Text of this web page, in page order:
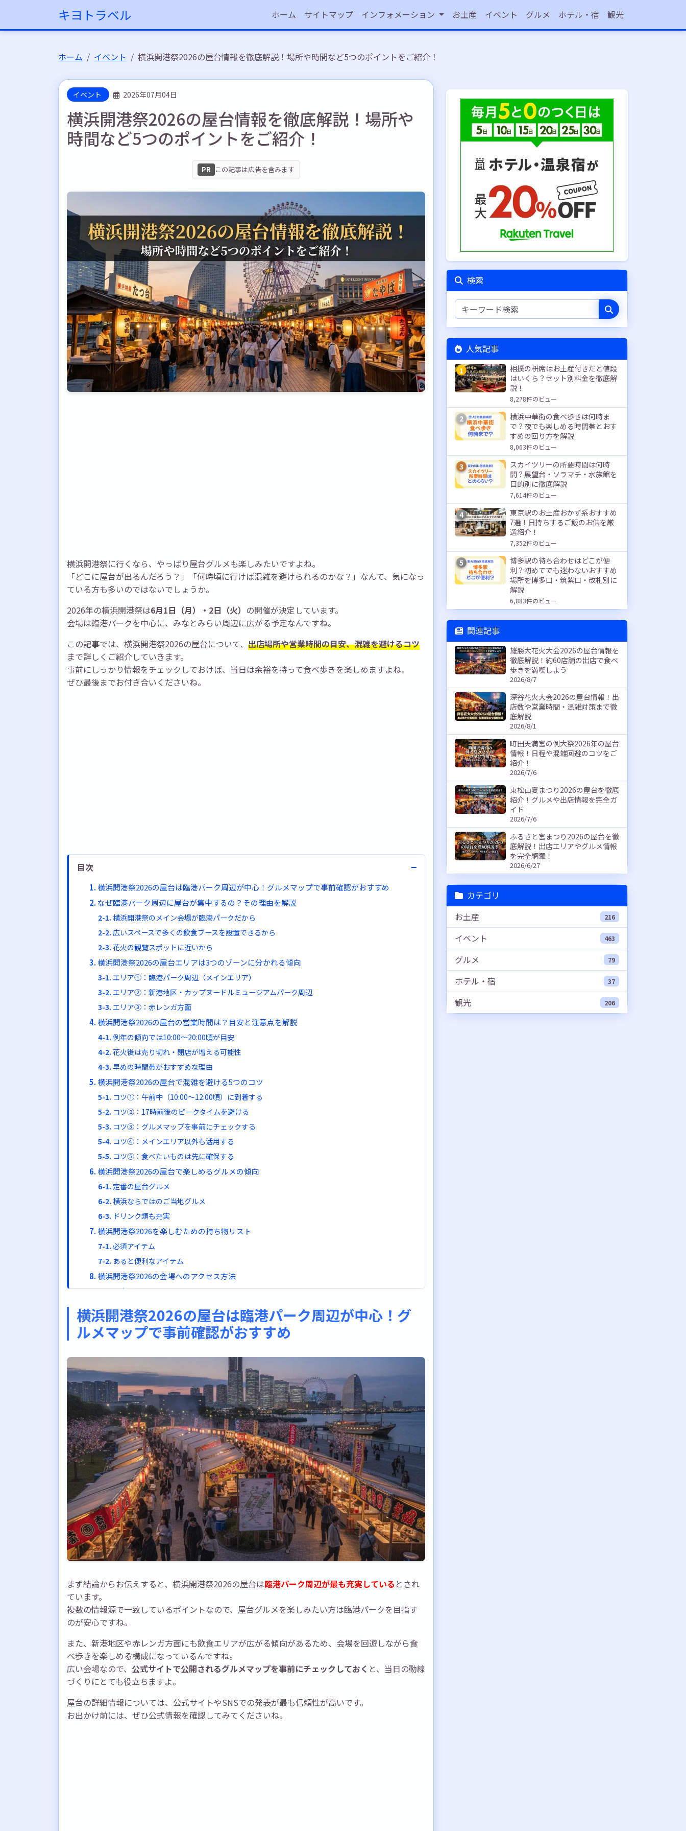
キヨトラベル ホーム サイトマップ インフォメーション お土産 イベント グルメ ホテル・宿 観光
ホーム イベント 横浜開港祭2026の屋台情報を徹底解説！場所や時間など5つのポイントをご紹介！
イベント 2026年07月04日
横浜開港祭2026の屋台情報を徹底解説！場所や
時間など5つのポイントをご紹介！
PR この記事は広告を含みます
横浜開港祭に行くなら、やっぱり屋台グルメも楽しみたいですよね。
「どこに屋台が出るんだろう？」「何時頃に行けば混雑を避けられるのかな？」なんて、気になっ
ている方も多いのではないでしょうか。
2026年の横浜開港祭は6月1日（月）・2日（火） の開催が決定しています。
会場は臨港パークを中心に、みなとみらい周辺に広がる予定なんですね。
この記事では、横浜開港祭2026の屋台について、 出店場所や営業時間の目安、混雑を避けるコツ
まで詳しくご紹介していきます。
事前にしっかり情報をチェックしておけば、当日は余裕を持って食べ歩きを楽しめますよね。
ぜひ最後までお付き合いくださいね。
目次 −
横浜開港祭2026の屋台は臨港パーク周辺が中心！グルメマップで事前確認がおすすめ
なぜ臨港パーク周辺に屋台が集中するの？その理由を解説
横浜開港祭のメイン会場が臨港パークだから
広いスペースで多くの飲食ブースを設置できるから
花火の観覧スポットに近いから
横浜開港祭2026の屋台エリアは3つのゾーンに分かれる傾向
エリア①：臨港パーク周辺（メインエリア）
エリア②：新港地区・カップヌードルミュージアムパーク周辺
エリア③：赤レンガ方面
横浜開港祭2026の屋台の営業時間は？目安と注意点を解説
例年の傾向では10:00〜20:00頃が目安
花火後は売り切れ・閉店が増える可能性
早めの時間帯がおすすめな理由
横浜開港祭2026の屋台で混雑を避ける5つのコツ
コツ①：午前中（10:00〜12:00頃）に到着する
コツ②：17時前後のピークタイムを避ける
コツ③：グルメマップを事前にチェックする
コツ④：メインエリア以外も活用する
コツ⑤：食べたいものは先に確保する
横浜開港祭2026の屋台で楽しめるグルメの傾向
定番の屋台グルメ
横浜ならではのご当地グルメ
ドリンク類も充実
横浜開港祭2026を楽しむための持ち物リスト
必須アイテム
あると便利なアイテム
横浜開港祭2026の会場へのアクセス方法
電車でのアクセス
横浜開港祭2026の花火と屋台を両方楽しむコツ
花火前に食事を確保しておく
花火後は混雑を避けて少し待つのもあり
横浜開港祭2026の屋台情報を確認する方法
公式サイトをチェックする
公式SNSをフォローする
例年の情報も参考にする
まとめ：横浜開港祭2026の屋台を満喫するための5つのポイント
横浜開港祭2026で素敵な思い出を作りましょう
横浜開港祭2026の屋台は臨港パーク周辺が中心！グ
ルメマップで事前確認がおすすめ
まず結論からお伝えすると、横浜開港祭2026の屋台は臨港パーク周辺が最も充実している とされ
ています。
複数の情報源で一致しているポイントなので、屋台グルメを楽しみたい方は臨港パークを目指す
のが安心ですね。
また、新港地区や赤レンガ方面にも飲食エリアが広がる傾向があるため、会場を回遊しながら食
べ歩きを楽しめる構成になっているんですね。
広い会場なので、 公式サイトで公開されるグルメマップを事前にチェックしておく と、当日の動線
づくりにとても役立ちますよ。
屋台の詳細情報については、公式サイトやSNSでの発表が最も信頼性が高いです。
お出かけ前には、ぜひ公式情報を確認してみてくださいね。
検索
人気記事
1
相撲の枡席はお土産付きだと値段
はいくら？セット別料金を徹底解
説！
8,278件のビュー
2
横浜中華街の食べ歩きは何時ま
で？夜でも楽しめる時間帯とおす
すめの回り方を解説
8,063件のビュー
3
スカイツリーの所要時間は何時
間？展望台・ソラマチ・水族館を
目的別に徹底解説
7,614件のビュー
4
東京駅のお土産おかず系おすすめ
7選！日持ちするご飯のお供を厳
選紹介！
7,352件のビュー
5
博多駅の待ち合わせはどこが便
利？初めてでも迷わないおすすめ
場所を博多口・筑紫口・改札別に
解説
6,883件のビュー
関連記事
雄勝大花火大会2026の屋台情報を
徹底解説！約60店舗の出店で食べ
歩きを満喫しよう
2026/8/7
深谷花火大会2026の屋台情報！出
店数や営業時間・混雑対策まで徹
底解説
2026/8/1
町田天満宮の例大祭2026年の屋台
情報！日程や混雑回避のコツをご
紹介！
2026/7/6
東松山夏まつり2026の屋台を徹底
紹介！グルメや出店情報を完全ガ
イド
2026/7/6
ふるさと宮まつり2026の屋台を徹
底解説！出店エリアやグルメ情報
を完全網羅！
2026/6/27
カテゴリ
お土産
216
イベント 463
グルメ 79
ホテル・宿 37
観光 206